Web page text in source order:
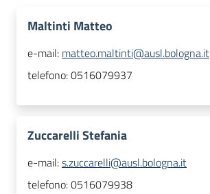
Maltinti Matteo
e-mail: matteo.maltinti@ausl.bologna.it
telefono:0516079937
Zuccarelli Stefania
e-mail:s.zuccarelli@ausl.bologna.it
telefono:0516079938